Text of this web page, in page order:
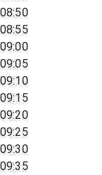
08:50
08:55
09:00
09:05
09:10
09:15
09:20
09:25
09:30
09:35